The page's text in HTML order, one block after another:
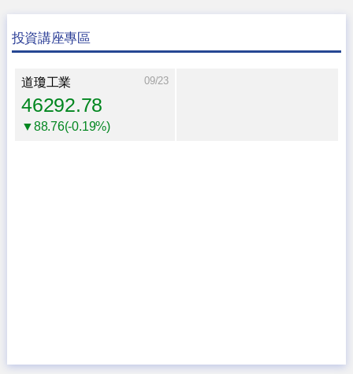
投資講座專區
道瓊工業 09/23
46292.78
▼88.76(-0.19%)